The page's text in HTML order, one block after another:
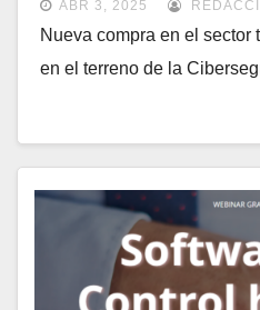
ABR 3, 2025
Nueva compra en el
en el terreno de la